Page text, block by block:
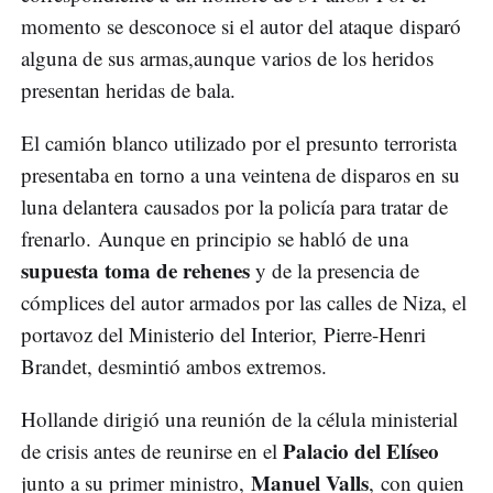
momento se desconoce si el autor del ataque disparó
alguna de sus armas,aunque varios de los heridos
presentan heridas de bala.
El camión blanco utilizado por el presunto terrorista
presentaba en torno a una veintena de disparos en su
luna delantera causados por la policía para tratar de
frenarlo. Aunque en principio se habló de una
supuesta toma de rehenes y de la presencia de
cómplices del autor armados por las calles de Niza, el
portavoz del Ministerio del Interior, Pierre-Henri
Brandet, desmintió ambos extremos.
Hollande dirigió una reunión de la célula ministerial
de crisis antes de reunirse en el Palacio del Elíseo
junto a su primer ministro, Manuel Valls, con quien